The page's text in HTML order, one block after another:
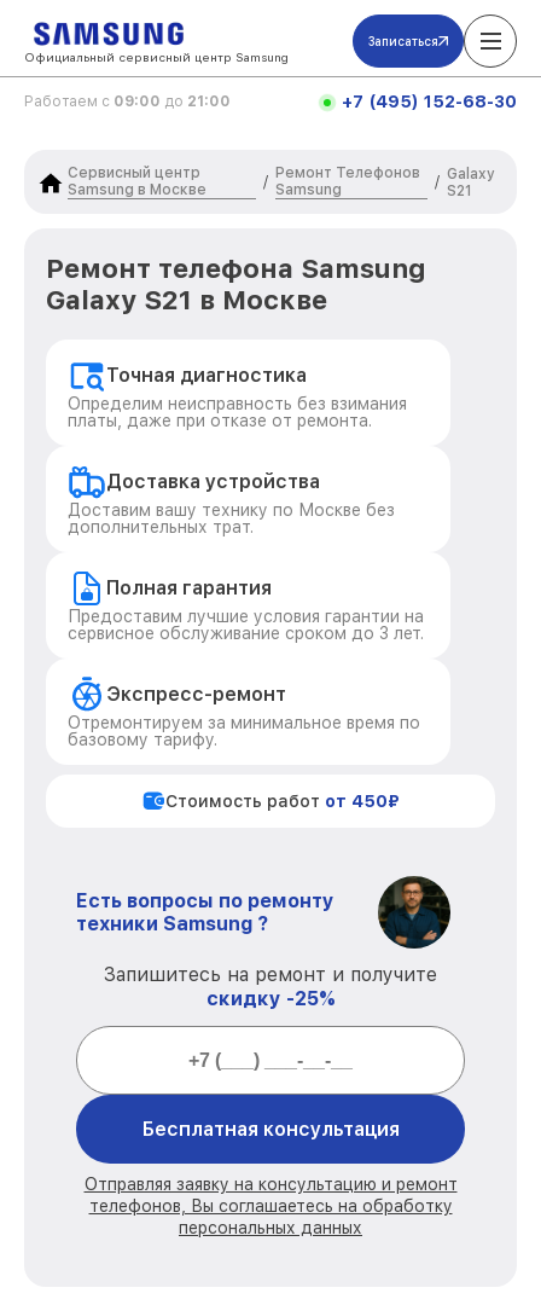
Официальный сервисный центр Samsung
Записаться
Работаем с 09:00 до 21:00 +7 (495) 152-68-30
Сервисный центр
Samsung в Москве
/
Ремонт Телефонов
Samsung
/ Galaxy
S21
Ремонт телефона Samsung
Galaxy S21 в Москве
Точная диагностика
Определим неисправность без взимания
платы, даже при отказе от ремонта.
Доставка устройства
Доставим вашу технику по Москве без
дополнительных трат.
Полная гарантия
Предоставим лучшие условия гарантии на
сервисное обслуживание сроком до 3 лет.
Экспресс-ремонт
Отремонтируем за минимальное время по
базовому тарифу.
Стоимость работ от 450₽
Есть вопросы по ремонту
техники Samsung ?
Запишитесь на ремонт и получите
скидку -25%
Бесплатная консультация
Отправляя заявку на консультацию и ремонт
телефонов, Вы соглашаетесь на обработку
персональных данных